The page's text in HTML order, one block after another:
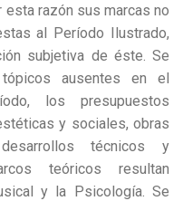
esta razón sus marcas no
al Período Ilustrado,
subjetiva de éste. Se
ausentes en el
los presupuestos
y sociales, obras
técnicos y
teóricos resultan
y la Psicología. Se